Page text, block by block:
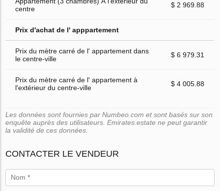
centre
$ 2 969.88
Prix d'achat de l' apppartement
Prix du mètre carré de l' appartement dans
le centre-ville
$ 6 979.31
Prix du mètre carré de l' appartement à
l'extérieur du centre-ville
$ 4 005.88
Les données sont fournies par Numbeo.com et sont basés sur son
enquête auprès des utilisateurs. Emirates.estate ne peut garantir
la validité de ces données.
CONTACTER LE VENDEUR